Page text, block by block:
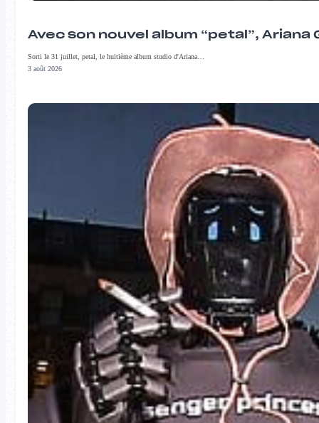
Avec son nouvel album “petal”,
Sorti le 31 juillet, petal, le huitième album studio d'Ariana…
3 août 2026